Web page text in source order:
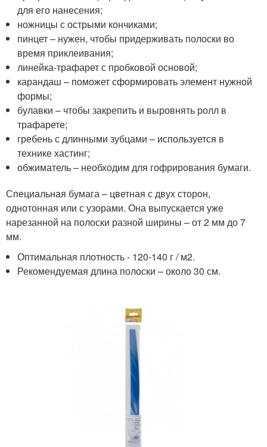
для его нанесения;
ножницы с острыми кончиками;
пинцет – нужен, чтобы придерживать полоски во
время приклеивания;
линейка-трафарет с пробковой основой;
карандаш – поможет сформировать элемент нужной
формы;
булавки – чтобы закрепить и выровнять ролл в
трафарете;
гребень с длинными зубцами – используется в
технике хастинг;
обжиматель – необходим для гофрирования бумаги.
Специальная бумага – цветная с двух сторон,
однотонная или с узорами. Она выпускается уже
нарезанной на полоски разной ширины – от 2 мм до 7
мм.
Оптимальная плотность - 120-140 г / м2.
Рекомендуемая длина полоски – около 30 см.